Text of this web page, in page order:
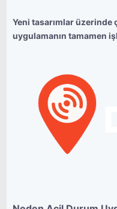
Yeni tasarımlar üzerinde
uygulamanın tamamen